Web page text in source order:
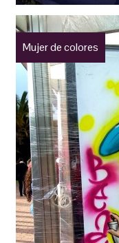
Mujer de colores